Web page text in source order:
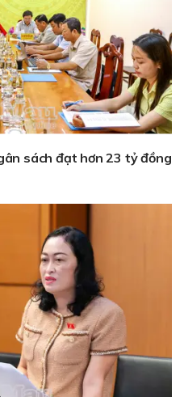
sách đạt hơn 23 tỷ đồng